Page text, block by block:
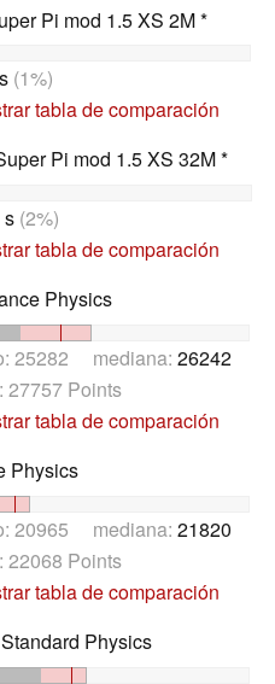
Pi mod 1.5 XS 2M *
(1%)
tabla de comparación
Pi mod 1.5 XS 32M *
(2%)
tabla de comparación
Physics
25282 mediana: 26242
Points
tabla de comparación
Physics
20965 mediana: 21820
Points
tabla de comparación
Physics